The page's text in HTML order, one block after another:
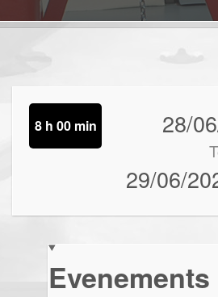
8 h 00 min 28/
29/06/
Evenements